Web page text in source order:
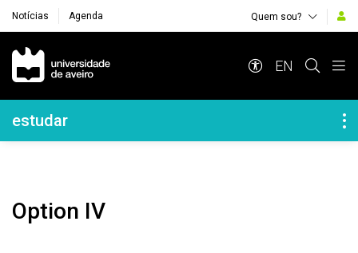
Notícias Agenda Quem sou?
Navegação Principal
EN
Navegação Lateral
estudar
Option IV